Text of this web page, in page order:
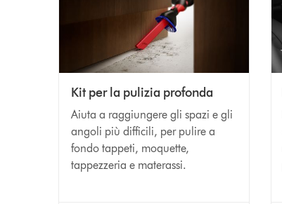
Kit per la pulizia profonda
Aiuta a raggiungere gli spazi e gli
angoli più difficili, per pulire a
fondo tappeti, moquette,
tappezzeria e materassi.